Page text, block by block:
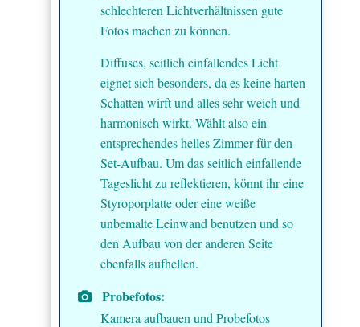
schlechteren Lichtverhältnissen gute
Fotos machen zu können.
Diffuses, seitlich einfallendes Licht
eignet sich besonders, da es keine harten
Schatten wirft und alles sehr weich und
harmonisch wirkt. Wählt also ein
entsprechendes helles Zimmer für den
Set-Aufbau. Um das seitlich einfallende
Tageslicht zu reflektieren, könnt ihr eine
Styroporplatte oder eine weiße
unbemalte Leinwand benutzen und so
den Aufbau von der anderen Seite
ebenfalls aufhellen.
Probefotos:
Kamera aufbauen und Probefotos